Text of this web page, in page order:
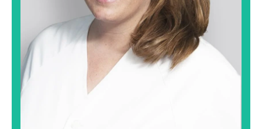
Sus mayores pasiones son el trabajo bien hecho y la
natación. Le Es una enamorada del mar. Es una
sensación de atracción especial la que siente por él y
pocas cosas le hacen sentir mejor que un paseo por
la playa en el atardecer jugando a dejar sus huellas y
las de sus hijos en la arena.